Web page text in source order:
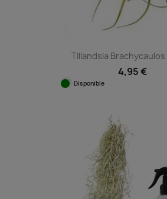
Tillandsia
4,95 €
Disponible